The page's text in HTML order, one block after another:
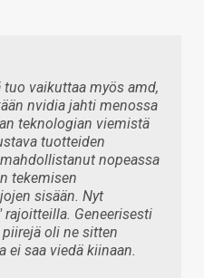
vaikuttaa myös amd,
nvidia jahti menossa
teknologian viemistä
tuotteiden
nopeassa
tekemisen
sisään. Nyt
Geneerisesti
oli ne sitten
ei saa viedä kiinaan.